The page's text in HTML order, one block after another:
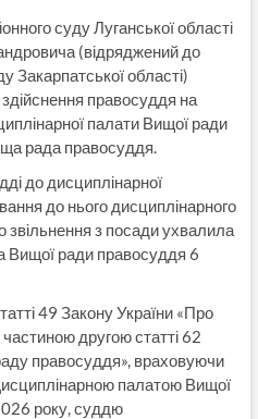
суду Луганської області
(відряджений до
Закарпатської області)
правосуддя на
палати Вищої ради
рада правосуддя.
до дисциплінарної
до нього дисциплінарного
звільнення з посади ухвалила
Вищої ради правосуддя 6
49 Закону України «Про
частиною другою статті 62
правосуддя», враховуючи
палатою Вищої
року, суддю